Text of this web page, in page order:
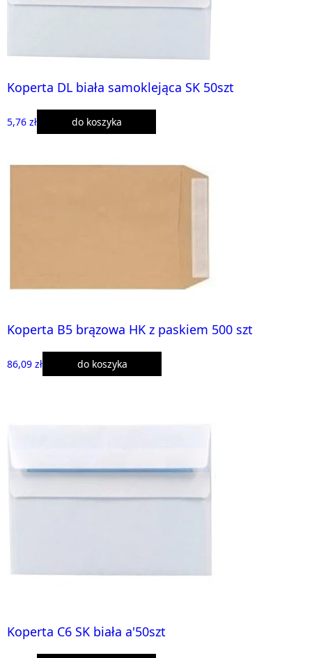
Koperta DL biała samoklejąca SK 50szt
5,76 zł do koszyka
Koperta B5 brązowa HK z paskiem 500 szt
86,09 zł do koszyka
Koperta C6 SK biała a'50szt